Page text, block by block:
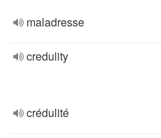
maladresse
credulity
crédulité